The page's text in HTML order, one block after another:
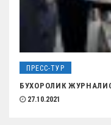
ПРЕСС-ТУР
БУХОРОЛИК
27.10.2021